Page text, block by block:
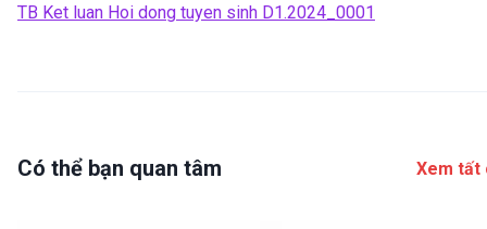
TB Ket luan Hoi dong tuyen sinh D1.2024_0001
Có thể bạn quan tâm Xem tất